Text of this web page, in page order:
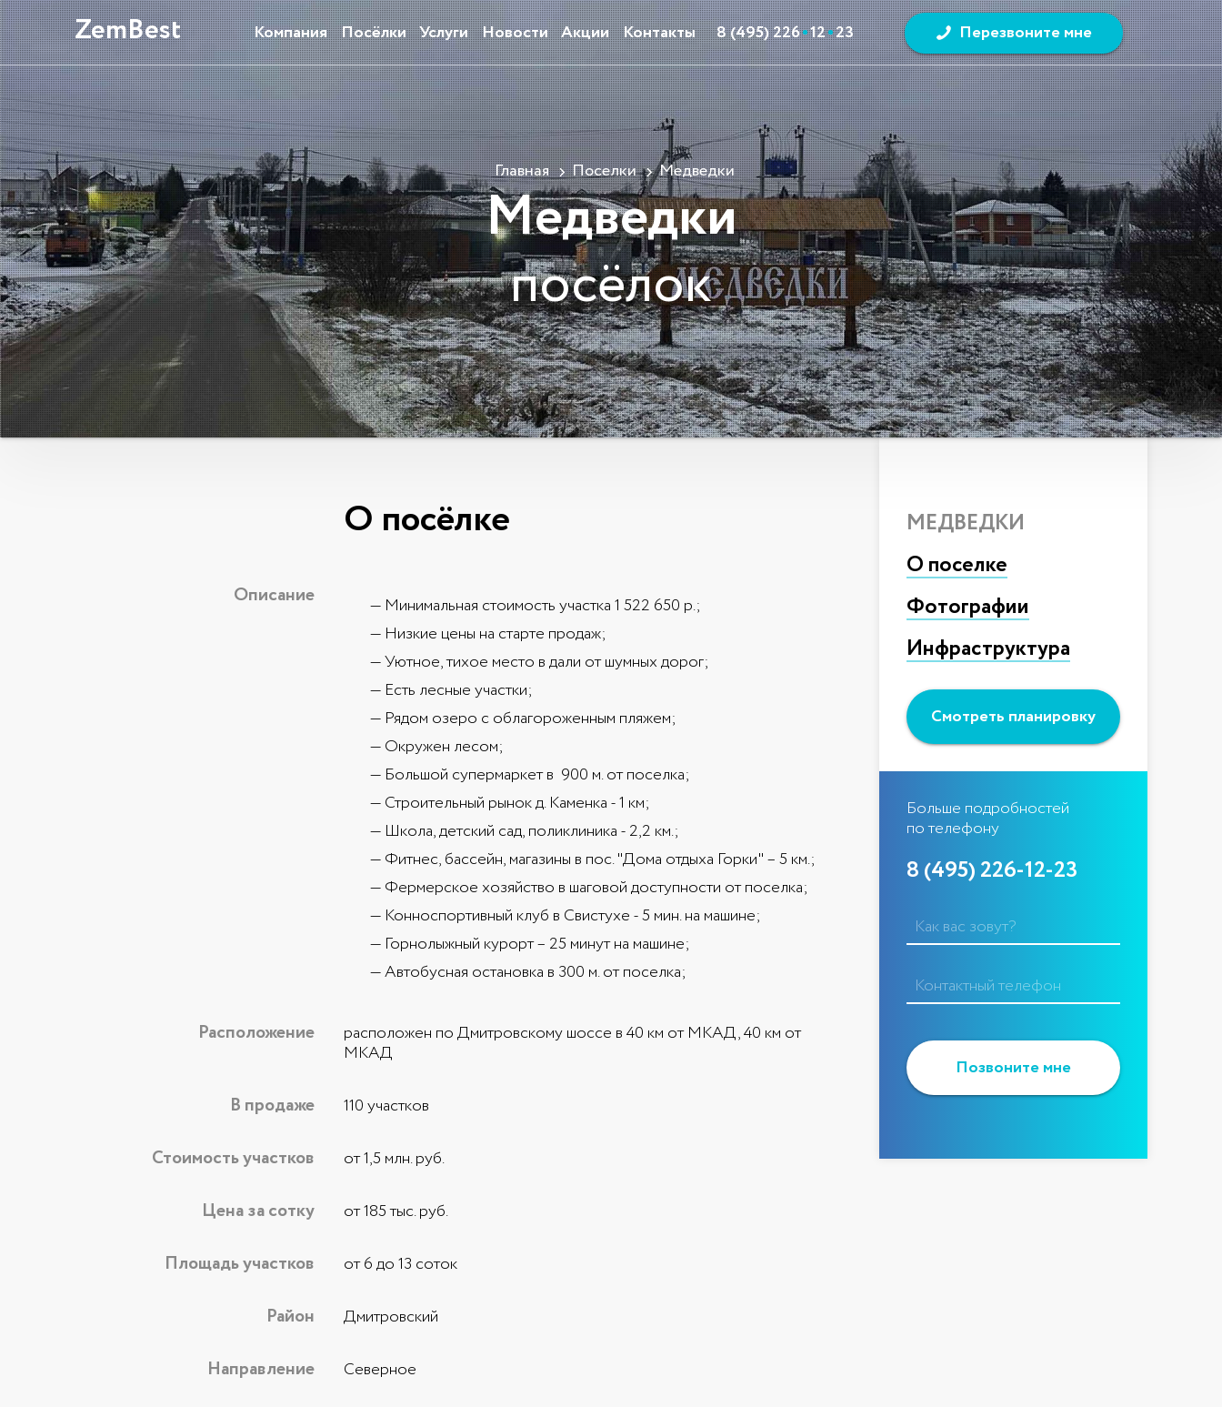
ZemBest Перезвоните мне
Компания Посёлки Услуги Новости Акции Контакты 8 (495) 226 12 23
Главная Поселки Медведки
Медведки
посёлок
МЕДВЕДКИ
О поселке
Фотографии
Инфраструктура
Больше подробностей
по телефону
8 (495) 226-12-23
О посёлке
Описание
Минимальная стоимость участка 1 522 650 р.;
Низкие цены на старте продаж;
Уютное, тихое место в дали от шумных дорог;
Есть лесные участки;
Рядом озеро с облагороженным пляжем;
Окружен лесом;
Большой супермаркет в 900 м. от поселка;
Строительный рынок д. Каменка - 1 км;
Школа, детский сад, поликлиника - 2,2 км.;
Фитнес, бассейн, магазины в пос. "Дома отдыха Горки" – 5 км.;
Фермерское хозяйство в шаговой доступности от поселка;
Конноспортивный клуб в Свистухе - 5 мин. на машине;
Горнолыжный курорт – 25 минут на машине;
Автобусная остановка в 300 м. от поселка;
Расположение
расположен по Дмитровскому шоссе в 40 км от МКАД, 40 км от
МКАД
В продаже 110 участков
Стоимость участков от 1,5 млн. руб.
Цена за сотку от 185 тыс. руб.
Площадь участков от 6 до 13 соток
Район Дмитровский
Направление Северное